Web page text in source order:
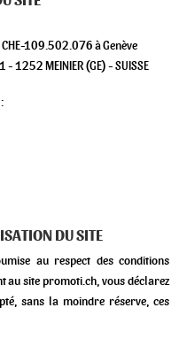
109.502.076 à Genève
1252 MEINIER (GE) - SUISSE
DU SITE
au respect des conditions
au site promoti.ch, vous déclarez
sans la moindre réserve, ces